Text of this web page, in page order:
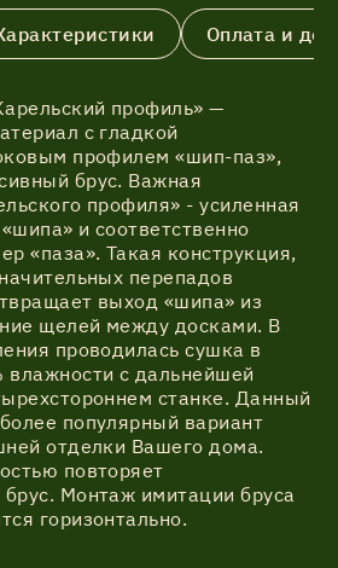
Оплата и
профиль» —
с гладкой
профилем «шип-паз»,
брус. Важная
профиля» - усиленная
и соответственно
«паза». Такая конструкция,
перепадов
выход «шипа» из
щелей между досками. В
проводилась сушка в
с дальнейшей
станке. Данный
популярный вариант
отделки Вашего дома.
повторяет
Монтаж имитации бруса
горизонтально.